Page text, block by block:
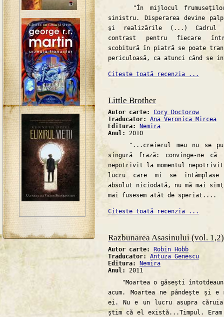
"În mijlocul frumuseţilor
sinistru. Disperarea devine
şi realizările (...) Cadrul
contrast pentru fiecare
scobitură în piatră se poate
periculoasă, ca atunci când se
Citeste toată recenzia ...
Little Brother
Autor carte:Cory Doctorow
Traducator:Ana Veronica Mircea
Editura:
Nemira
Anul:2010
"...creierul meu nu se
singură frază: convinge-ne
nepotrivit la momentul
lucru care mi se întâmplase
absolut niciodată, nu mă mai
mai fusesem atât de speriat....
Citeste toată recenzia ...
Razbunarea Asasinului (vol.
Autor carte:
Robin Hobb
Traducator:Antuza Genescu
Editura:
Nemira
Anul:2011
"Moartea o găseşti
acum. Moartea ne pândeşte şi e
ei. Nu e un lucru asupra
ştim că el există...Timpul.